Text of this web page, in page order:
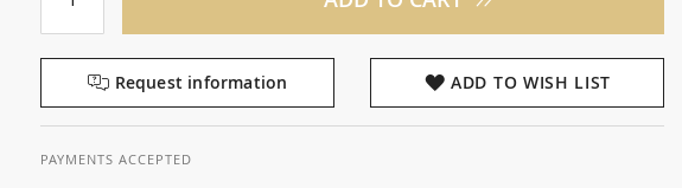
Request information ADD TO WISH LIST
PAYMENTS ACCEPTED